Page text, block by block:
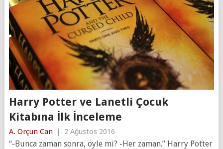
Harry Potter ve Lanetli Çocuk
Kitabına İlk İnceleme
A. Orçun Can | 2 Ağustos 2016
“-Bunca zaman sonra, öyle mi? -Her zaman.” Harry Potter